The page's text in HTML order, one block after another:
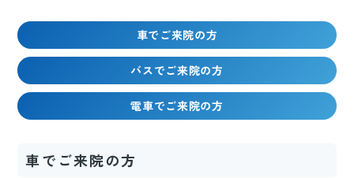
車でご来院の方
バスでご来院の方
電車でご来院の方
車でご来院の方